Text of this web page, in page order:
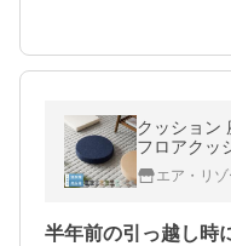
クッション
フロアクッ
シンプル 布
クッション
エア・リ